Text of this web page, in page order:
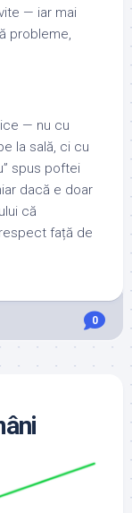
— iar mai
probleme,
— nu cu
la sală, ci cu
spus poftei
dacă e doar
că
față de
0